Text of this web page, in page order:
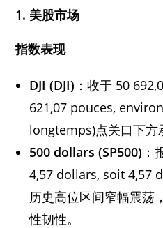
1. 美股市场
指数表现
DJI (DJI) ：收于 50
621,07 pouces,
longtemps)点关口下方
500 dollars (SP500)
4,57 dollars, soit 4,57
历史高位区间窄幅震荡
性韧性。